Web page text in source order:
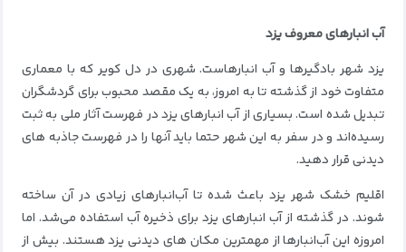
آب انبارهای معروف یزد
یزد شهر بادگیرها و آب انبارهاست. شهری در دل کویر که با معماری
متفاوت خود از گذشته تا به امروز، به یک مقصد محبوب برای گردشگران
تبدیل شده است. بسیاری از آب انبارهای یزد در فهرست آثار ملی به ثبت
رسیده‌اند و در سفر به این شهر حتما باید آنها را در فهرست جاذبه های
دیدنی قرار دهید.
اقلیم خشک شهر یزد باعث شده تا آب‌انبارهای زیادی در آن ساخته
شوند. در گذشته از آب انبارهای یزد برای ذخیره آب استفاده می‌شد. اما
امروزه این آب‌انبارها از مهمترین مکان های دیدنی یزد هستند. بیش از